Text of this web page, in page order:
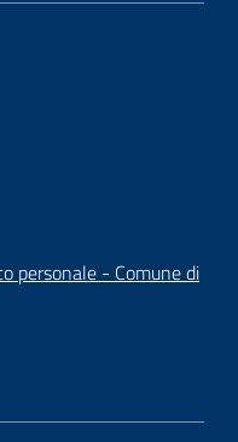
personale - Comune di